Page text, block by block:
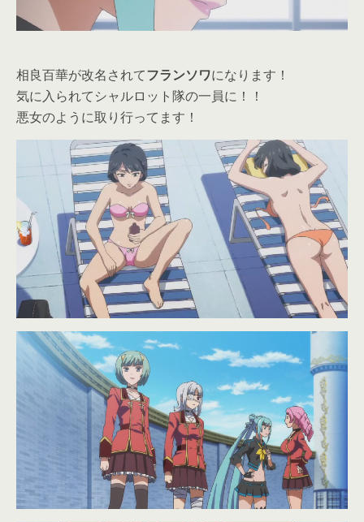
相良百華が改名されてフランソワになります！
気に入られてシャルロット隊の一員に！！
悪女のように取り行ってます！